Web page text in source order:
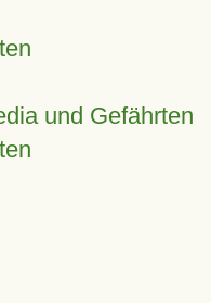
und Gefährten